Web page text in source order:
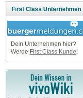
First Class Unternehmen
Dein Unternehmen hier?
Werde First Class Kunde!